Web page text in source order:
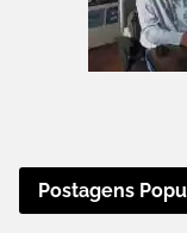
Postagens